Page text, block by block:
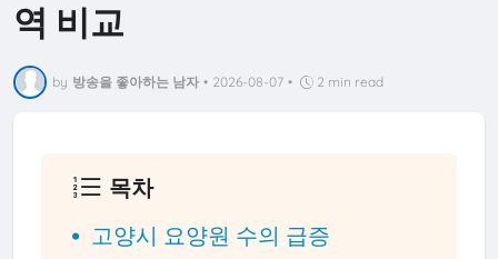
역 비교
by 방송을 좋아하는 남자 • 2026-08-07 • 2 min read
목차
고양시 요양원 수의 급증